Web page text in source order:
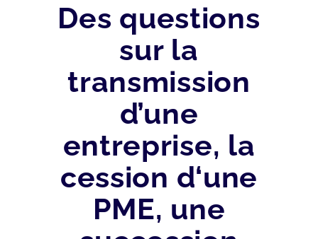
Des questions
sur la
transmission
d’une
entreprise, la
cession d‘une
PME, une